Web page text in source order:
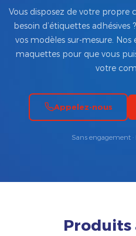
Vous disposez de votre propre
besoin d’étiquettes
vos modèles sur-mesure. Nos
maquettes pour que vous
votre
Appelez-nous
Sans engagement ·
Produits